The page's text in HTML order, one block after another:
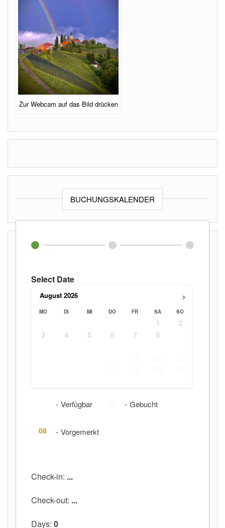
Zur Webcam auf das Bild drücken
BUCHUNGSKALENDER
Select Date
›
August 2026
MO DI MI DO FR SA SO
1
2
3
4 5 6 7 8
- Verfügbar - Gebucht
08 - Vorgemerkt
Check-in: ...
Check-out: ...
Days: 0